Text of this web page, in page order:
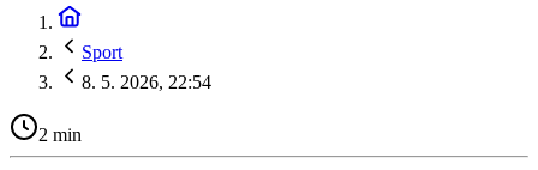
Sport
8. 5. 2026, 22:54
2 min